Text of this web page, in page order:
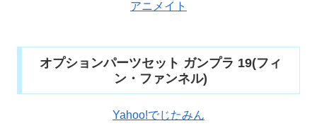
アニメイト
オプションパーツセット ガンプラ 19(フィ
ン・ファンネル)
Yahoo!でじたみん